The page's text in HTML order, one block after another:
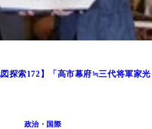
図探索172】「高市幕府≒三代将軍家光
政治・国際